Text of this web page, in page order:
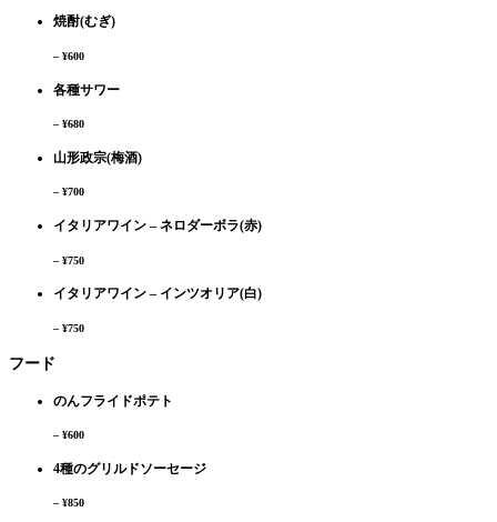
焼酎(むぎ)
– ¥600
各種サワー
– ¥680
山形政宗(梅酒)
– ¥700
イタリアワイン – ネロダーボラ(赤)
– ¥750
イタリアワイン – インツオリア(白)
– ¥750
フード
のんフライドポテト
– ¥600
4種のグリルドソーセージ
– ¥850